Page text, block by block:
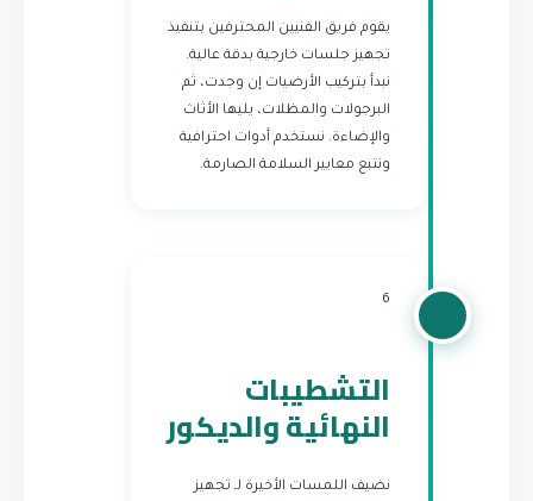
يقوم فريق الفنيين المحترفين بتنفيذ
تجهيز جلسات خارجية بدقة عالية.
نبدأ بتركيب الأرضيات إن وجدت، ثم
البرجولات والمظلات، يليها الأثاث
والإضاءة. نستخدم أدوات احترافية
ونتبع معايير السلامة الصارمة.
6
التشطيبات
النهائية والديكور
نضيف اللمسات الأخيرة لـ تجهيز